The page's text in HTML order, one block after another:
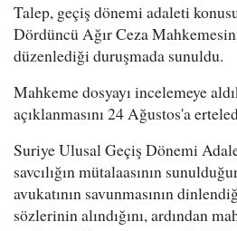
Talep, geçiş dönemi adaleti
Dördüncü Ağır Ceza
düzenlediği duruşmada sunuldu.
Mahkeme dosyayı incelemeye
açıklanmasını 24 Ağustos'a
Suriye Ulusal Geçiş Dönemi
savcılığın mütalaasının
avukatının savunmasının
sözlerinin alındığını, ardından